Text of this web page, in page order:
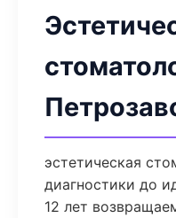
эстетическая
диагностики до
12 лет